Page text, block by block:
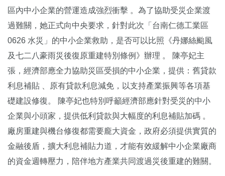
區內中小企業的營運造成強烈衝擊 。為了協助受災企業渡
過難關，她正式向中央要求，針對此次「台南仁德工業區
0626 水災」的中小企業救助，是否可以比照《丹娜絲颱風
及七二八豪雨災後復原重建特別條例》辦理 。 陳亭妃主
張，經濟部應全力協助災區受損的中小企業，提供：舊貸款
利息補貼 、原有貸款利息減免，以支持產業振興等各項基
礎建設修復。 陳亭妃也特別呼籲經濟部應針對受災的中小
企業與小頭家，提供低利貸款與大幅度的利息補貼加碼 。
廠房重建與機台修復都需要龐大資金，政府必須提供實質的
金融後盾，擴大利息補貼力道，才能有效緩解中小企業廠商
的資金週轉壓力，陪伴地方產業共同渡過災後重建的難關。